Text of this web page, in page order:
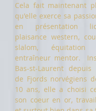
Cela fait maintenant
qu'elle exerce sa
en présentation
plaisance western,
slalom,
entraîneur mentor.
Bas-st-Laurent
de Fjords norvégiens
10 ans, elle a choisi
son coeur en or,